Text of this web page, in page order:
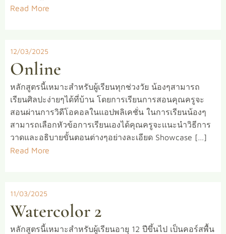
Read More
12/03/2025
Online
หลักสูตรนี้เหมาะสำหรับผู้เรียนทุกช่วงวัย น้องๆสามารถ
เรียนศิลปะง่ายๆได้ที่บ้าน โดยการเรียนการสอนคุณครูจะ
สอนผ่านการวิดีโอคอลในแอปพลิเคชั่น ในการเรียนน้องๆ
สามารถเลือกหัวข้อการเรียนเองได้คุณครูจะเเนะนำวิธีการ
วาดและอธิบายขั้นตอนต่างๆอย่างละเอียด Showcase […]
Read More
11/03/2025
Watercolor 2
หลักสูตรนี้เหมาะสำหรับผู้เรียนอายุ 12 ปีขึ้นไป เป็นคอร์สพื้น